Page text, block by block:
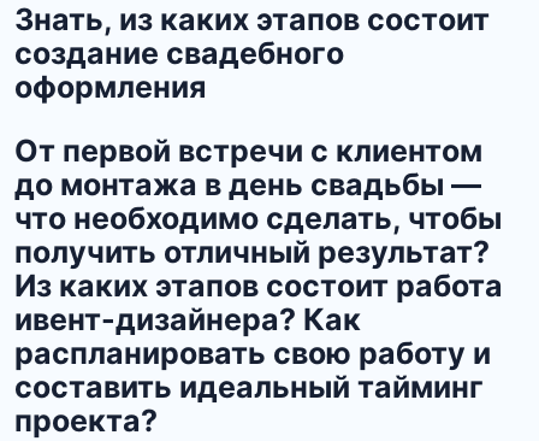
Знать, из каких этапов состоит
создание свадебного
оформления
От первой встречи с клиентом
до монтажа в день свадьбы —
что необходимо сделать, чтобы
получить отличный результат?
Из каких этапов состоит работа
ивент-дизайнера? Как
распланировать свою работу и
составить идеальный тайминг
проекта?